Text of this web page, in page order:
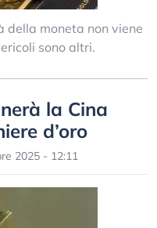
moneta non viene
sono altri.
la Cina
d’oro
2025 - 12:11